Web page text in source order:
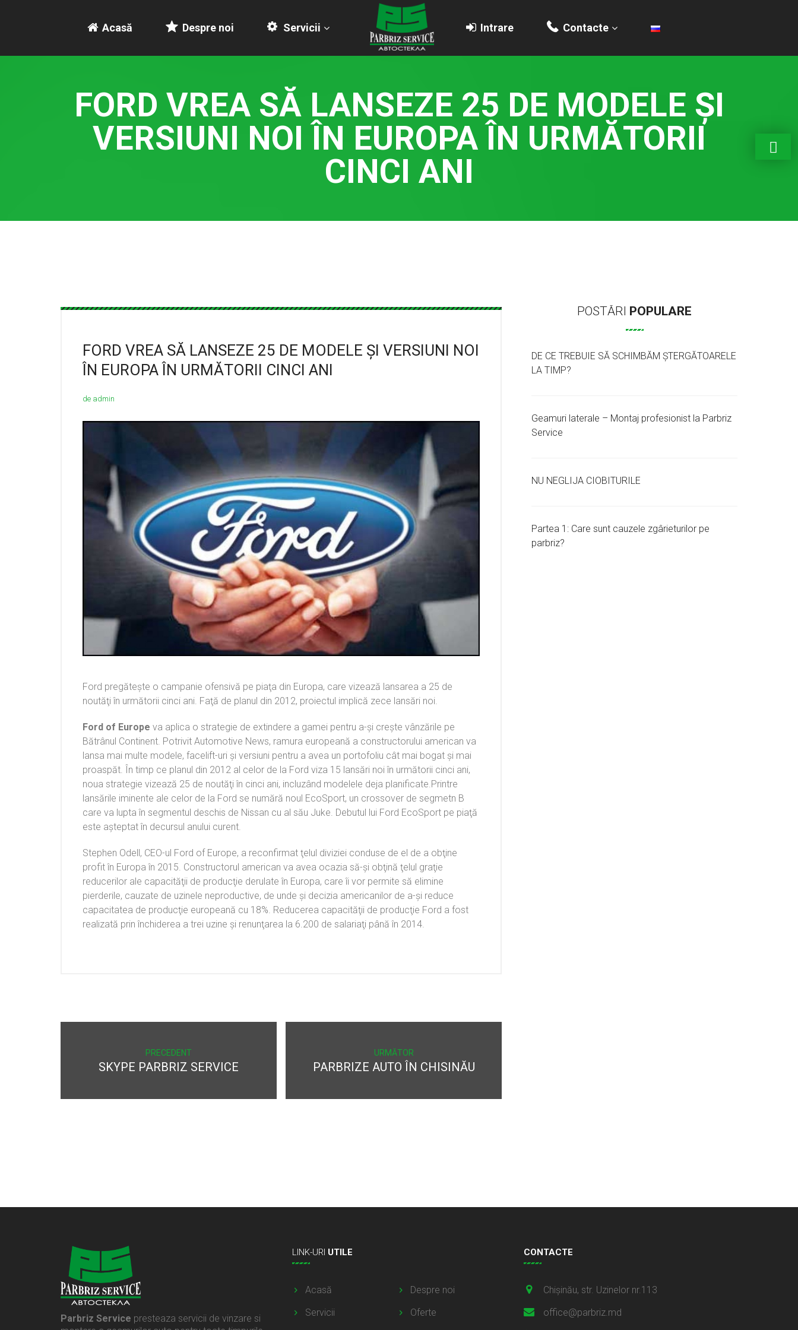
Acasă Despre noi Servicii Intrare Contacte
FORD VREA SĂ LANSEZE 25 DE MODELE ŞI
VERSIUNI NOI ÎN EUROPA ÎN URMĂTORII
CINCI ANI
FORD VREA SĂ LANSEZE 25 DE MODELE ŞI VERSIUNI NOI
ÎN EUROPA ÎN URMĂTORII CINCI ANI
de admin
Ford pregăteşte o campanie ofensivă pe piaţa din Europa, care vizează lansarea a 25 de
noutăţi în următorii cinci ani. Faţă de planul din 2012, proiectul implică zece lansări noi.
Ford of Europe va aplica o strategie de extindere a gamei pentru a-şi creşte vânzările pe
Bătrânul Continent. Potrivit Automotive News, ramura europeană a constructorului american va
lansa mai multe modele, facelift-uri şi versiuni pentru a avea un portofoliu cât mai bogat şi mai
proaspăt. În timp ce planul din 2012 al celor de la Ford viza 15 lansări noi în următorii cinci ani,
noua strategie vizează 25 de noutăţi în cinci ani, incluzând modelele deja planificate.Printre
lansările iminente ale celor de la Ford se numără noul EcoSport, un crossover de segmetn B
care va lupta în segmentul deschis de Nissan cu al său Juke. Debutul lui Ford EcoSport pe piaţă
este aşteptat în decursul anului curent.
Stephen Odell, CEO-ul Ford of Europe, a reconfirmat ţelul diviziei conduse de el de a obţine
profit în Europa în 2015. Constructorul american va avea ocazia să-şi obţină ţelul graţie
reducerilor ale capacităţii de producţie derulate în Europa, care îi vor permite să elimine
pierderile, cauzate de uzinele neproductive, de unde şi decizia americanilor de a-şi reduce
capacitatea de producţie europeană cu 18%. Reducerea capacităţii de producţie Ford a fost
realizată prin închiderea a trei uzine şi renunţarea la 6.200 de salariaţi până în 2014.
PRECEDENT
SKYPE PARBRIZ SERVICE
URMĂTOR
PARBRIZE AUTO ÎN CHISINĂU
POSTĂRI POPULARE
DE CE TREBUIE SĂ SCHIMBĂM ȘTERGĂTOARELE
LA TIMP?
Geamuri laterale – Montaj profesionist la Parbriz
Service
NU NEGLIJA CIOBITURILE
Partea 1: Care sunt cauzele zgârieturilor pe
parbriz?
Parbriz Service presteaza servicii de vinzare si
LINK-URI UTILE
Acasă
Despre noi
Servicii
Oferte
CONTACTE
Chișinău, str. Uzinelor nr.113
office@parbriz.md